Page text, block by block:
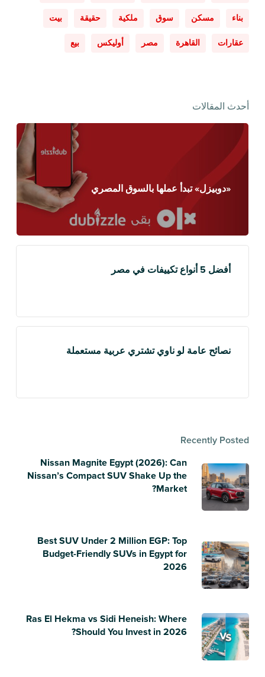
بناء مسكن سوق ملكية حقيقة بيت
عقارات القاهرة مصر أوليكس بيع
أحدث المقالات
«دوبيزل» تبدأ عملها بالسوق المصري
أفضل 5 أنواع تكييفات في مصر
نصائح عامة لو ناوي تشتري عربية مستعملة
Recently Posted
Nissan Magnite Egypt (2026): Can
Nissan’s Compact SUV Shake Up the
Market?
Best SUV Under 2 Million EGP: Top
Budget-Friendly SUVs in Egypt for
2026
Ras El Hekma vs Sidi Heneish: Where
Should You Invest in 2026?